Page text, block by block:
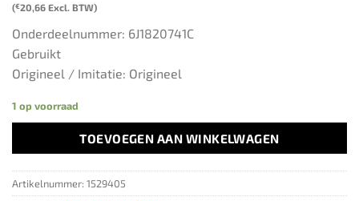
(€20,66 Excl. BTW)
Onderdeelnummer: 6J1820741C
Gebruikt
Origineel / Imitatie: Origineel
1 op voorraad
TOEVOEGEN AAN WINKELWAGEN
Artikelnummer: 1529405